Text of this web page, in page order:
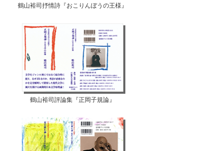
鶴山裕司抒情詩『おこりんぼうの王様』
鶴山裕司評論集『正岡子規論』